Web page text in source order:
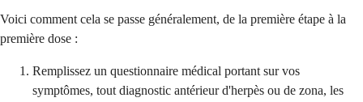
Voici comment cela se passe généralement, de la première étape à la
première dose :
Remplissez un questionnaire médical portant sur vos
symptômes, tout diagnostic antérieur d'herpès ou de zona, les